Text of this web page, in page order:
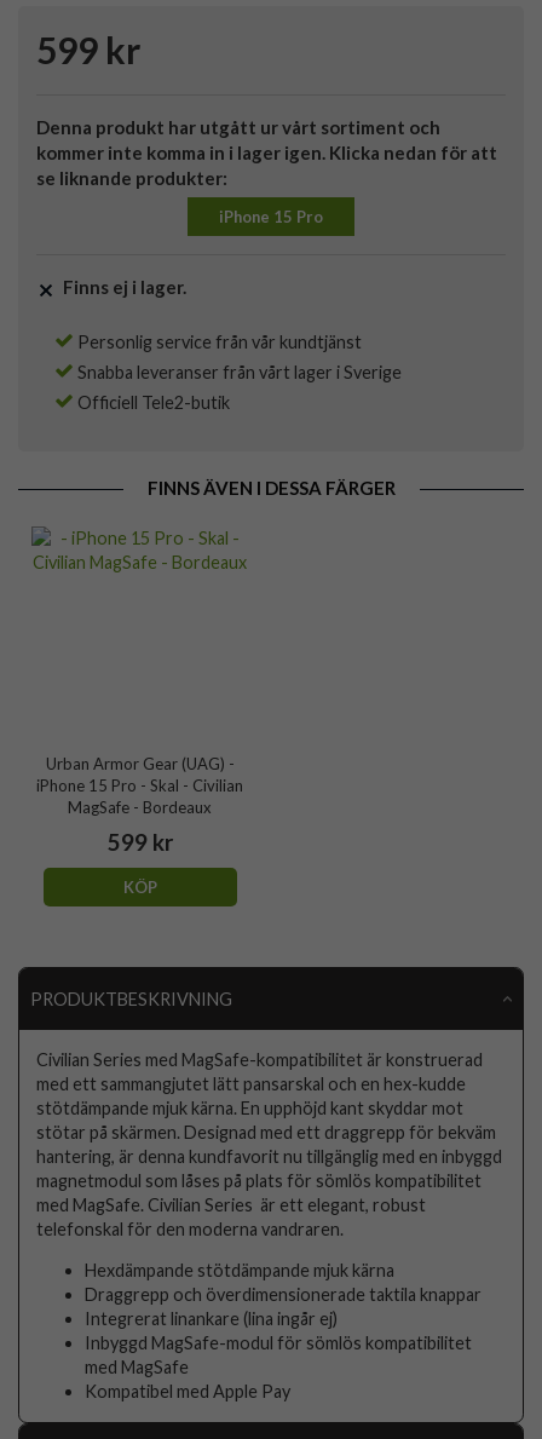
599 kr
Denna produkt har utgått ur vårt sortiment och
kommer inte komma in i lager igen. Klicka nedan för att
se liknande produkter:
iPhone 15 Pro
Finns ej i lager.
Personlig service från vår kundtjänst
Snabba leveranser från vårt lager i Sverige
Officiell Tele2-butik
FINNS ÄVEN I DESSA FÄRGER
Urban Armor Gear (UAG) -
iPhone 15 Pro - Skal - Civilian
MagSafe - Bordeaux
599 kr
KÖP
PRODUKTBESKRIVNING
Civilian Series med MagSafe-kompatibilitet är konstruerad
med ett sammangjutet lätt pansarskal och en hex-kudde
stötdämpande mjuk kärna. En upphöjd kant skyddar mot
stötar på skärmen. Designad med ett draggrepp för bekväm
hantering, är denna kundfavorit nu tillgänglig med en inbyggd
magnetmodul som låses på plats för sömlös kompatibilitet
med MagSafe. Civilian Series är ett elegant, robust
telefonskal för den moderna vandraren.
Hexdämpande stötdämpande mjuk kärna
Draggrepp och överdimensionerade taktila knappar
Integrerat linankare (lina ingår ej)
Inbyggd MagSafe-modul för sömlös kompatibilitet
med MagSafe
Kompatibel med Apple Pay